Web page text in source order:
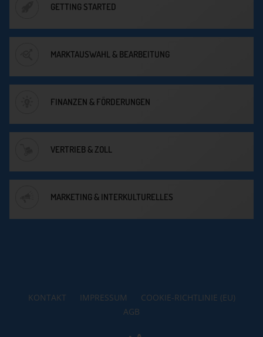
GETTING STARTED
MARKTAUSWAHL & BEARBEITUNG
FINANZEN & FÖRDERUNGEN
VERTRIEB & ZOLL
MARKETING & INTERKULTURELLES
KONTAKT IMPRESSUM
COOKIE-RICHTLINIE (EU)
AGB